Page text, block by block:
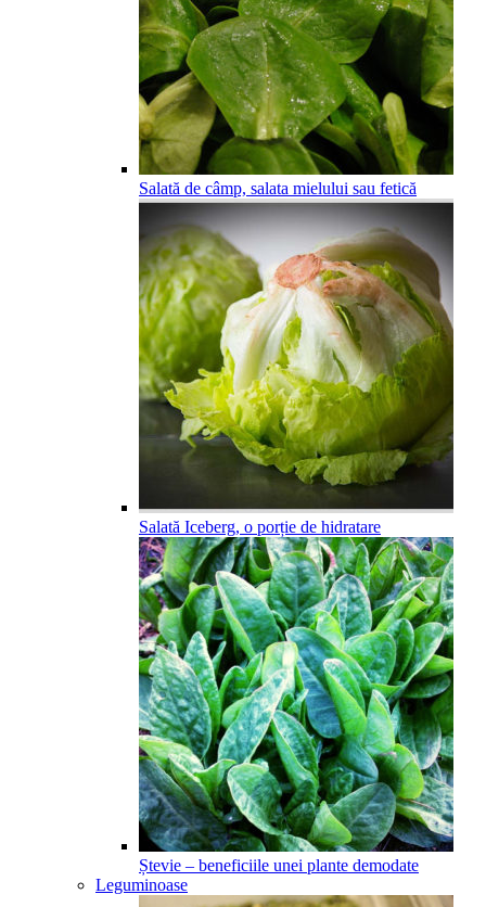
Salată de câmp, salata mielului sau fetică
Salată Iceberg, o porție de hidratare
Ștevie – beneficiile unei plante demodate
Leguminoase